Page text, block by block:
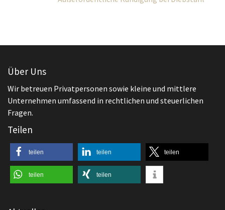
Über Uns
Wir betreuen Privatpersonen sowie kleine und mittlere
Unternehmen umfassend in rechtlichen und steuerlichen
Fragen.
Teilen
teilen teilen teilen
teilen teilen